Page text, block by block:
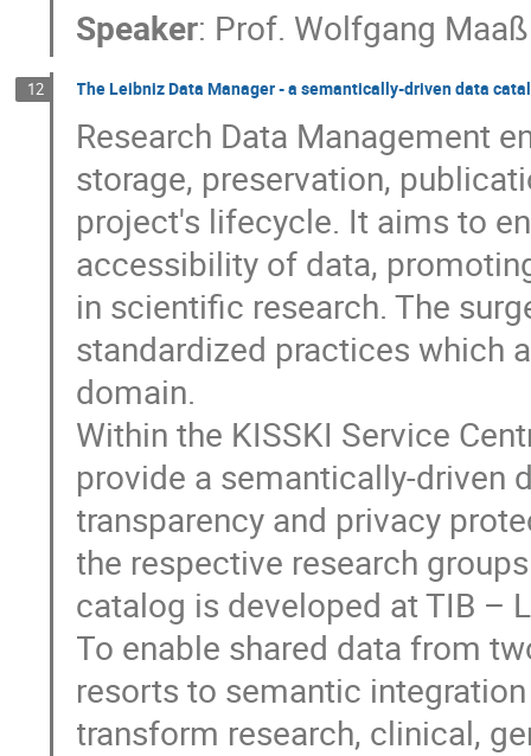
Speaker: Prof. Wolfgang Maaß
12 The Leibniz Data Manager - a semantically-driven data
Research Data Management
storage, preservation,
project's lifecycle. It aims to
accessibility of data,
in scientific research. The
standardized practices which
domain.
Within the KISSKI Service
provide a semantically-driven
transparency and privacy
the respective research
catalog is developed at TIB –
To enable shared data from
resorts to semantic
transform research, clinical,